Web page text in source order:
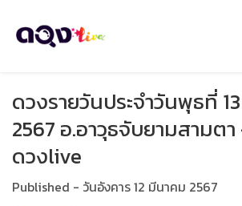
ดวงรายวันประจำวันพุธที่
2567 อ.อาวุธจับยามสามต
ดวงlive
Published - วันอังคาร 12 มีนาคม 2567